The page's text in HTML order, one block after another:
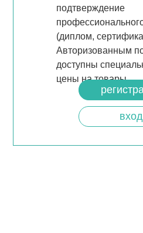
подтверждение
(диплом,
Авторизованным
доступны
цены на товары.
вход